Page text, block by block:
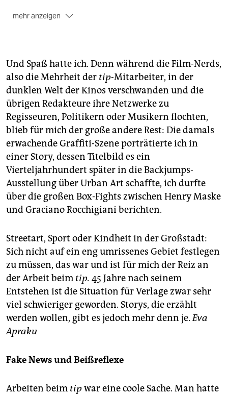
mehr anzeigen
sehen (Haus Schwarzenberg, Rosenthaler Str. 39, Mo.
bis Sa. 12 - 20 Uhr). Zur Eröffnung gibt‘s heute eine
Show von Fil (19 Uhr) und anschließend eine Party im
Eschschloraque (auch im Haus Schwarzenberg)
Und Spaß hatte ich. Denn während die Film-Nerds,
also die Mehrheit der tip-Mitarbeiter, in der
dunklen Welt der Kinos verschwanden und die
übrigen Redakteure ihre Netzwerke zu
Regisseuren, Politikern oder Musikern flochten,
blieb für mich der große andere Rest: Die damals
erwachende Graffiti-Szene porträtierte ich in
einer Story, dessen Titelbild es ein
Vierteljahrhundert später in die Backjumps-
Ausstellung über Urban Art schaffte, ich durfte
über die großen Box-Fights zwischen Henry Maske
und Graciano Rocchigiani berichten.
Streetart, Sport oder Kindheit in der Großstadt:
Sich nicht auf ein eng umrissenes Gebiet festlegen
zu müssen, das war und ist für mich der Reiz an
der Arbeit beim tip. 45 Jahre nach seinem
Entstehen ist die Situation für Verlage zwar sehr
viel schwieriger geworden. Storys, die erzählt
werden wollen, gibt es jedoch mehr denn je.Eva
Apraku
Fake News und Beißreflexe
Arbeiten beim tipwar eine coole Sache. Man hatte